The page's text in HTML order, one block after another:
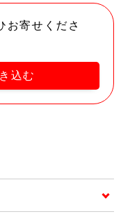
お寄せくださ
込む